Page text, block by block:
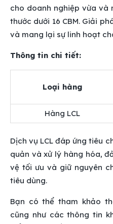
cho doanh nghiệp vừa và
thước dưới 16 CBM. Giải
và mang lại sự linh hoạt
Thông tin chi tiết:
Loại hàng
Hàng LCL
Dịch vụ LCL đáp ứng tiêu
quản và xử lý hàng hóa,
vệ tối ưu và giữ nguyên
tiêu dùng.
Bạn có thể tham khảo
cũng như các thông tin